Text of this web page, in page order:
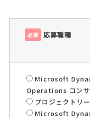
必須 応募職種
Microsoft
Operations コンサ
プロジェクトリ
Microsoft